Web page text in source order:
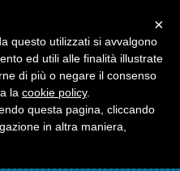
×
questo utilizzati si avvalgono
ed utili alle finalità illustrate
di più o negare il consenso
la cookie policy.
questa pagina, cliccando
in altra maniera,